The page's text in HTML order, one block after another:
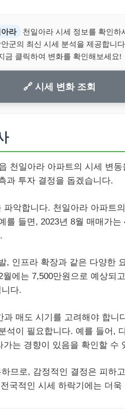
라
천일아라 시세 정보를 확인하
군의 최신 시세 분석을 제공합니다
금 클릭하여 변화를 확인해보세요!
🔗 시세 변화 조회
천일아라 아파트의 시세 변
과 투자 결정을 돕겠습니다.
악합니다. 천일아라 아파트
를 들면, 2023년 8월 매매가는
, 인프라 확장과 같은 다양한
에는 7,500만원으로 예상되
다.
매도 시기를 고려해야 합니
석이 필요합니다. 예를 들어,
는 경향이 있음을 확인할 수
므로, 감정적인 결정은 피하
국적인 시세 하락기에는 더욱